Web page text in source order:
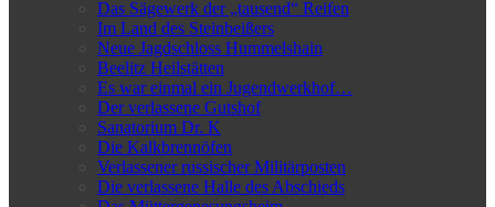
Das Sägewerk der „tausend“ Reifen
Im Land des Steinbeißers
Neue Jagdschloss Hummelshain
Beelitz Heilstätten
Es war einmal ein Jugendwerkhof…
Der verlassene Gutshof
Sanatorium Dr. K
Die Kalkbrennöfen
Verlassener russischer Militärposten
Die verlassene Halle des Abschieds